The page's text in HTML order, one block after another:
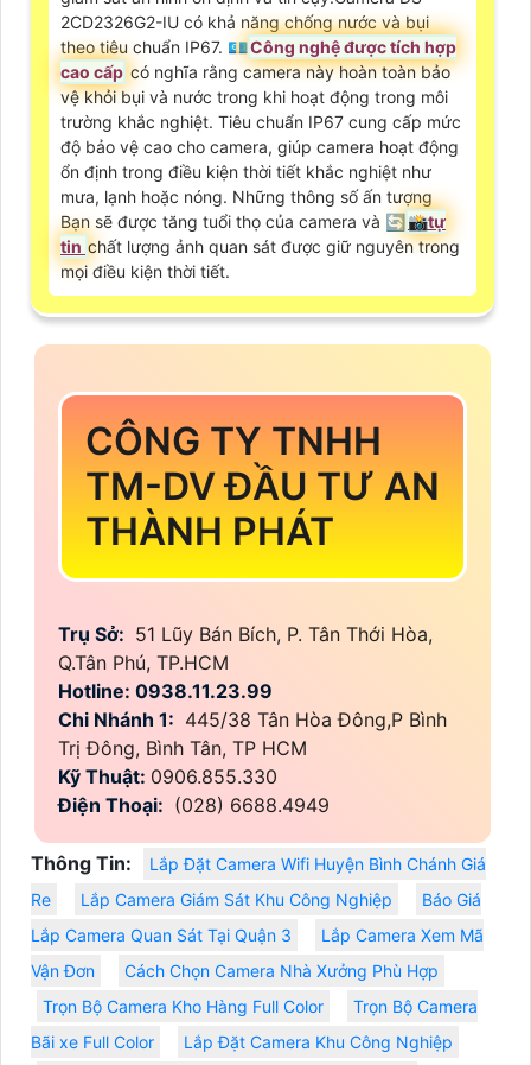
2CD2326G2-IU có khả năng chống nước và bụi
theo tiêu chuẩn IP67. 💶Công nghệ được tích hợp
cao cấp có nghĩa rằng camera này hoàn toàn bảo
vệ khỏi bụi và nước trong khi hoạt động trong môi
trường khắc nghiệt. Tiêu chuẩn IP67 cung cấp mức
độ bảo vệ cao cho camera, giúp camera hoạt động
ổn định trong điều kiện thời tiết khắc nghiệt như
mưa, lạnh hoặc nóng. Những thông số ấn tượng
Bạn sẽ được tăng tuổi thọ của camera và 🔄 📸tự
tin chất lượng ảnh quan sát được giữ nguyên trong
mọi điều kiện thời tiết.
CÔNG TY TNHH
TM-DV ĐẦU TƯ AN
THÀNH PHÁT
Trụ Sở: 51 Lũy Bán Bích, P. Tân Thới Hòa,
Q.Tân Phú, TP.HCM
Hotline: 0938.11.23.99
Chi Nhánh 1: 445/38 Tân Hòa Đông,P Bình
Trị Đông, Bình Tân, TP HCM
Kỹ Thuật: 0906.855.330
Điện Thoại: (028) 6688.4949
Thông Tin:
Lắp Đặt Camera Wifi Huyện Bình Chánh Giá
Re
Lắp Camera Giám Sát Khu Công Nghiệp
Báo Giá
Lắp Camera Quan Sát Tại Quận 3
Lắp Camera Xem Mã
Vận Đơn
Cách Chọn Camera Nhà Xưởng Phù Hợp
Trọn Bộ Camera Kho Hàng Full Color
Trọn Bộ Camera
Bãi xe Full Color
Lắp Đặt Camera Khu Công Nghiệp